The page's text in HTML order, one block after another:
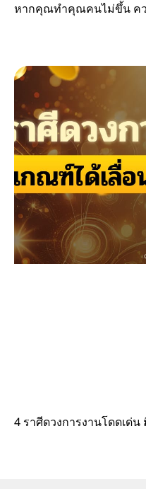
หากคุณทำคุณคนไม่ขึ้น คว
4 ราศีดวงการงานโดดเด่